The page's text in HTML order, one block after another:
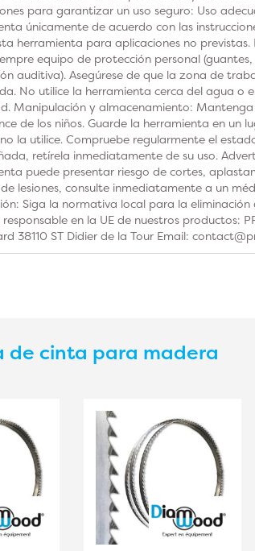
para garantizar un uso seguro: Uso
únicamente de acuerdo con las
herramienta para aplicaciones no previstas.
equipo de protección personal
auditiva). Asegúrese de que la zona de
No utilice la herramienta cerca del agua o
Manipulación y almacenamiento:
de los niños. Guarde la herramienta en un
la utilice. Compruebe regularmente el
retírela inmediatamente de su uso.
puede presentar riesgo de cortes,
lesiones, consulte inmediatamente a un
Siga la normativa local para la
responsable en la UE de nuestros productos:
38110 ST Didier de la Tour Email:
de cinta para madera